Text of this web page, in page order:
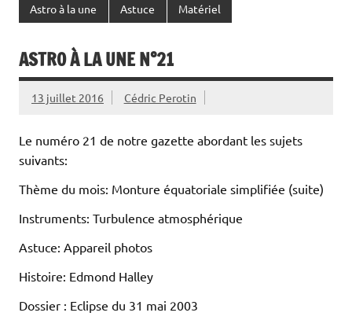
Astro à la une Astuce Matériel
ASTRO À LA UNE N°21
13 juillet 2016 Cédric Perotin
Le numéro 21 de notre gazette abordant les sujets
suivants:
Thème du mois: Monture équatoriale simplifiée (suite)
Instruments: Turbulence atmosphérique
Astuce: Appareil photos
Histoire: Edmond Halley
Dossier : Eclipse du 31 mai 2003